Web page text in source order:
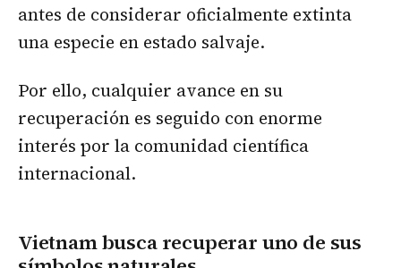
antes de considerar oficialmente extinta
una especie en estado salvaje.
Por ello, cualquier avance en su
recuperación es seguido con enorme
interés por la comunidad científica
internacional.
Vietnam busca recuperar uno de sus